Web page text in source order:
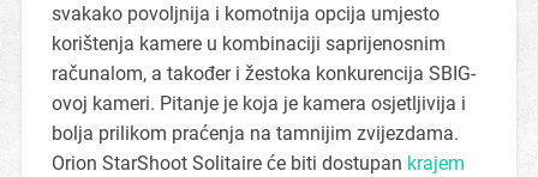
svakako povoljnija i komotnija opcija umjesto
korištenja kamere u kombinaciji saprijenosnim
računalom, a također i žestoka konkurencija SBIG-
ovoj kameri. Pitanje je koja je kamera osjetljivija i
bolja prilikom praćenja na tamnijim zvijezdama.
Orion StarShoot Solitaire će biti dostupan krajem